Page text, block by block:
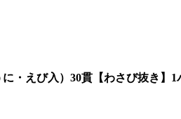
・えび入）30貫【わさび抜き】